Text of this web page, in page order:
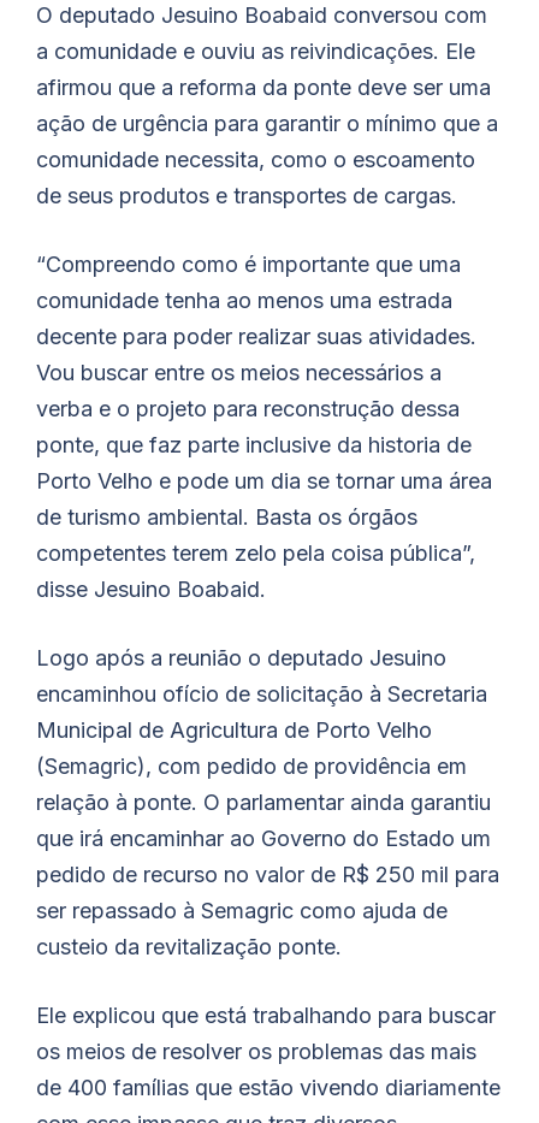
O deputado Jesuino Boabaid conversou com
a comunidade e ouviu as reivindicações. Ele
afirmou que a reforma da ponte deve ser uma
ação de urgência para garantir o mínimo que a
comunidade necessita, como o escoamento
de seus produtos e transportes de cargas.
“Compreendo como é importante que uma
comunidade tenha ao menos uma estrada
decente para poder realizar suas atividades.
Vou buscar entre os meios necessários a
verba e o projeto para reconstrução dessa
ponte, que faz parte inclusive da historia de
Porto Velho e pode um dia se tornar uma área
de turismo ambiental. Basta os órgãos
competentes terem zelo pela coisa pública”,
disse Jesuino Boabaid.
Logo após a reunião o deputado Jesuino
encaminhou ofício de solicitação à Secretaria
Municipal de Agricultura de Porto Velho
(Semagric), com pedido de providência em
relação à ponte. O parlamentar ainda garantiu
que irá encaminhar ao Governo do Estado um
pedido de recurso no valor de R$ 250 mil para
ser repassado à Semagric como ajuda de
custeio da revitalização ponte.
Ele explicou que está trabalhando para buscar
os meios de resolver os problemas das mais
de 400 famílias que estão vivendo diariamente